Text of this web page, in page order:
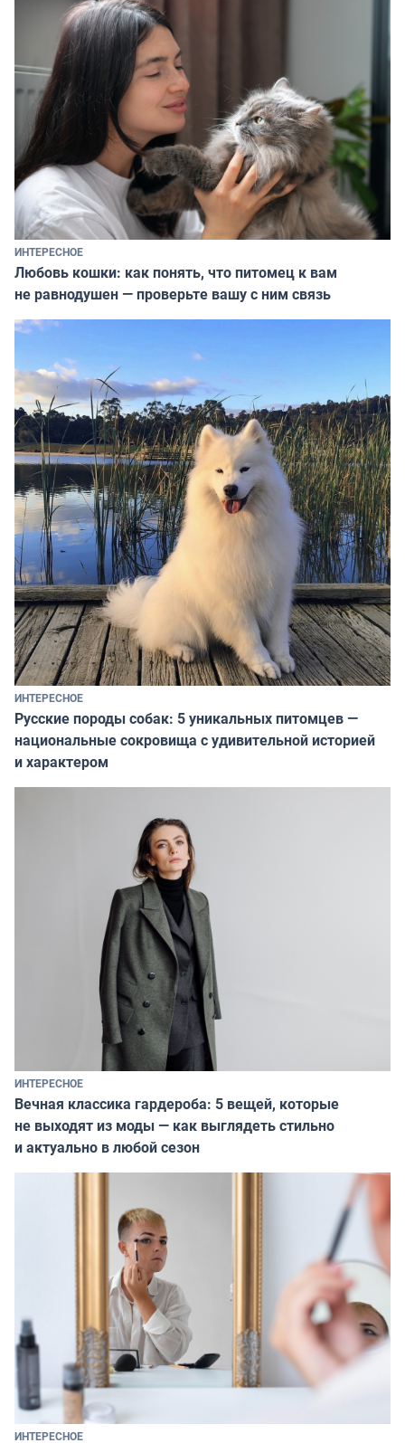
ИНТЕРЕСНОЕ
Любовь кошки: как понять, что питомец к вам
не равнодушен — проверьте вашу с ним связь
ИНТЕРЕСНОЕ
Русские породы собак: 5 уникальных питомцев —
национальные сокровища с удивительной историей
и характером
ИНТЕРЕСНОЕ
Вечная классика гардероба: 5 вещей, которые
не выходят из моды — как выглядеть стильно
и актуально в любой сезон
ИНТЕРЕСНОЕ